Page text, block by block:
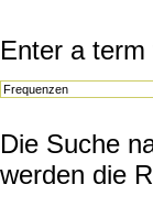
Enter a
Die Suche
werden die